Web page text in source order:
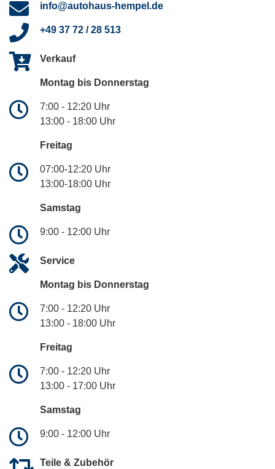
info@autohaus-hempel.de
+49 37 72 / 28 513
Verkauf
Montag bis Donnerstag
7:00 - 12:20 Uhr
13:00 - 18:00 Uhr
Freitag
07:00-12:20 Uhr
13:00-18:00 Uhr
Samstag
9:00 - 12:00 Uhr
Service
Montag bis Donnerstag
7:00 - 12:20 Uhr
13:00 - 18:00 Uhr
Freitag
7:00 - 12:20 Uhr
13:00 - 17:00 Uhr
Samstag
9:00 - 12:00 Uhr
Teile & Zubehör